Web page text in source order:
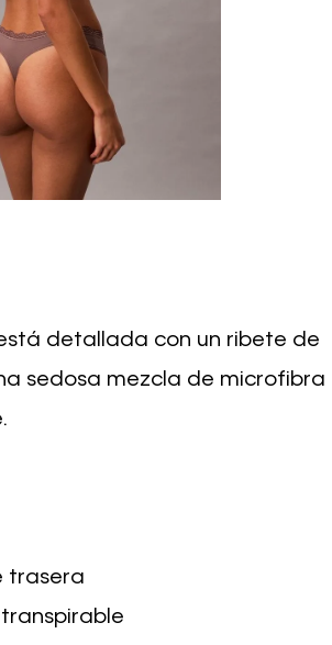
detallada con un ribete de
sedosa mezcla de microfibra
trasera